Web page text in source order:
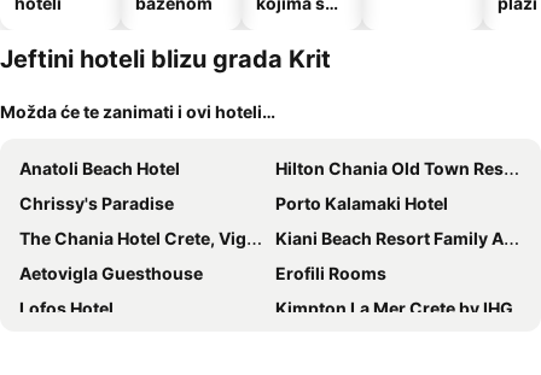
kućni
ljubimci
Jeftini hoteli blizu grada Krit
Možda će te zanimati i ovi hoteli…
Anatoli Beach Hotel
Hilton Chania Old Town Resort & Spa
Chrissy's Paradise
Porto Kalamaki Hotel
The Chania Hotel Crete, Vignette Collection
Kiani Beach Resort Family All-Inclusive
Aetovigla Guesthouse
Erofili Rooms
Lofos Hotel
Kimpton La Mer Crete by IHG